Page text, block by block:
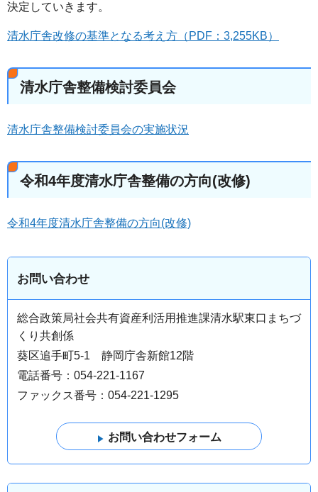
決定していきます。
清水庁舎改修の基準となる考え方（PDF：3,255KB）
清水庁舎整備検討委員会
清水庁舎整備検討委員会の実施状況
令和4年度清水庁舎整備の方向(改修)
令和4年度清水庁舎整備の方向(改修)
お問い合わせ
総合政策局社会共有資産利活用推進課清水駅東口まちづ
くり共創係
葵区追手町5-1 静岡庁舎新館12階
電話番号：054-221-1167
ファックス番号：054-221-1295